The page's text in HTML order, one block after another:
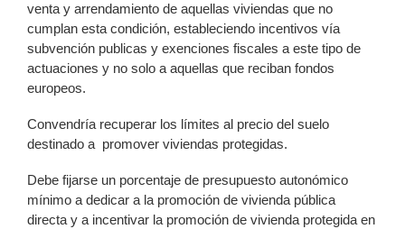
venta y arrendamiento de aquellas viviendas que no
cumplan esta condición, estableciendo incentivos vía
subvención publicas y exenciones fiscales a este tipo de
actuaciones y no solo a aquellas que reciban fondos
europeos.
Convendría recuperar los límites al precio del suelo
destinado a promover viviendas protegidas.
Debe fijarse un porcentaje de presupuesto autonómico
mínimo a dedicar a la promoción de vivienda pública
directa y a incentivar la promoción de vivienda protegida en